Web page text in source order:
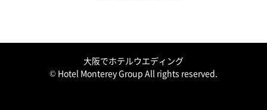
大阪でホテルウエディング
© Hotel Monterey Group All rights reserved.